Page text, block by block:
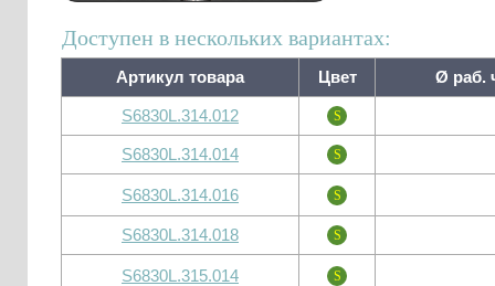
Доступен в нескольких вариантах:
Артикул товара Цвет Ø раб.
S6830L.314.012
S6830L.314.014
S6830L.314.016
S6830L.314.018
S6830L.315.014